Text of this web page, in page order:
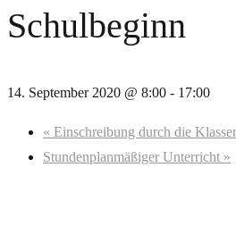
Schulbeginn
14. September 2020 @ 8:00 - 17:00
« Einschreibung durch die
Stundenplanmäßiger Unterricht »